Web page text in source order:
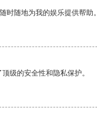
时随地为我的娱乐提供帮助。
级的安全性和隐私保护。